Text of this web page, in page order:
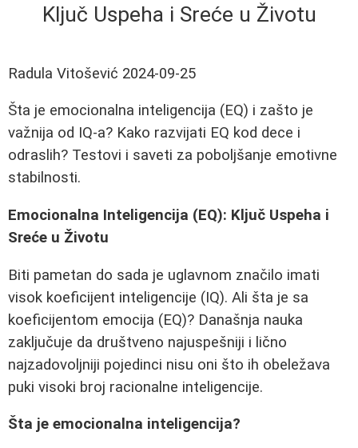
Ključ Uspeha i Sreće u Životu
Radula Vitošević 2024-09-25
Šta je emocionalna inteligencija (EQ) i zašto je
važnija od IQ-a? Kako razvijati EQ kod dece i
odraslih? Testovi i saveti za poboljšanje emotivne
stabilnosti.
Emocionalna Inteligencija (EQ): Ključ Uspeha i
Sreće u Životu
Biti pametan do sada je uglavnom značilo imati
visok koeficijent inteligencije (IQ). Ali šta je sa
koeficijentom emocija (EQ)? Današnja nauka
zaključuje da društveno najuspešniji i lično
najzadovoljniji pojedinci nisu oni što ih obeležava
puki visoki broj racionalne inteligencije.
Šta je emocionalna inteligencija?